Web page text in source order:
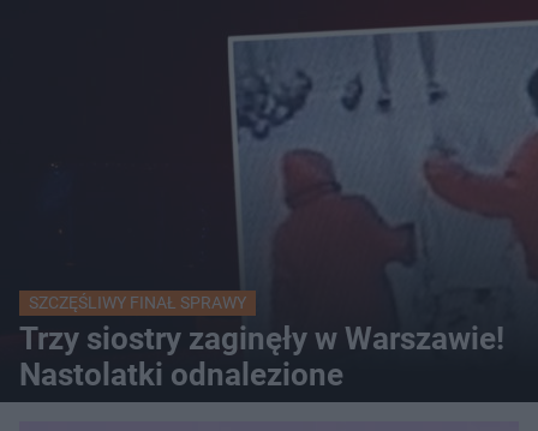
SZCZĘŚLIWY FINAŁ SPRAWY
Trzy siostry zaginęły w Warszawie!
Nastolatki odnalezione